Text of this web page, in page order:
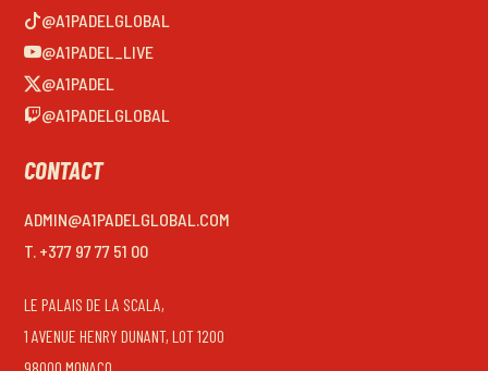
@A1PADELGLOBAL
@A1PADEL_LIVE
@A1PADEL
@A1PADELGLOBAL
CONTACT
ADMIN@A1PADELGLOBAL.COM
T. +377 97 77 51 00
LE PALAIS DE LA SCALA,
1 AVENUE HENRY DUNANT, LOT 1200